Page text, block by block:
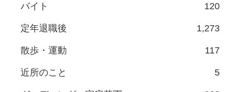
バイト 120
定年退職後 1,273
散歩・運動 117
近所のこと 5